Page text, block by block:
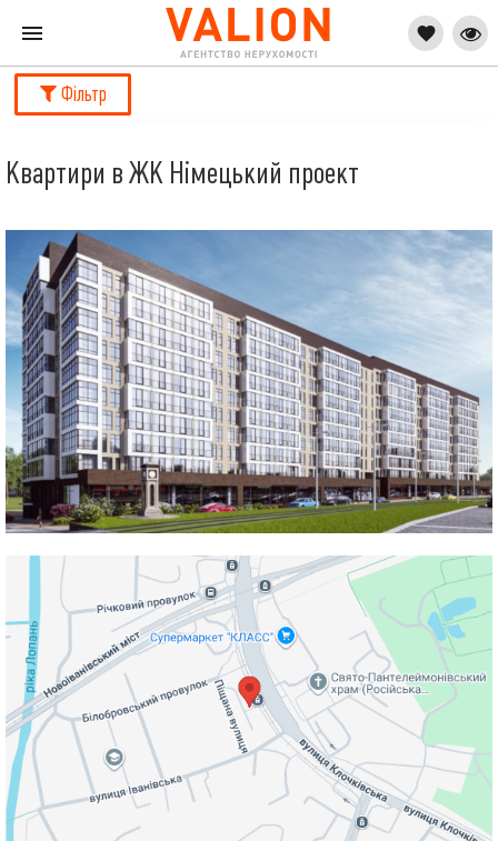
Фільтр
Квартири в ЖК Німецький проект